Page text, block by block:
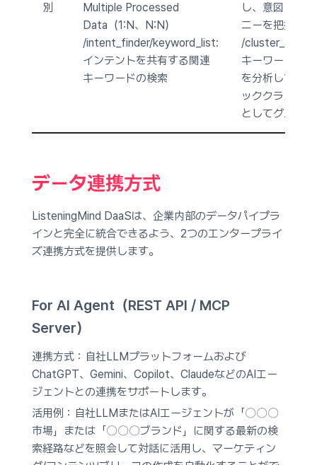
別
Multiple Processed
Data（1:N、N:N）
/intent_finder/keyword_list:
インテントを共有する関連
キーワードの検索
し、意図とジ
ニーを把握
/cluster_finder:
キーワードの
を分析して「
ッククラスタ
としてグルー
データ連携方式
ListeningMind DaaSは、企業内部のデータパイプラ
インと完全に統合できるよう、2つのエンタープライ
ズ連携方式を提供します。
For AI Agent（REST API / MCP
Server）
連携方式： 自社LLMプラットフォームおよび
ChatGPT、Gemini、Copilot、ClaudeなどのAIエー
ジェントとの連携をサポートします。
活用例： 自社LLMまたはAIエージェントが「〇〇〇
市場」または「〇〇〇ブランド」に関する最新の検
索経路などを照会して対話に活用し、マーケティン